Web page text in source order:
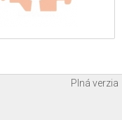
Plná verzia